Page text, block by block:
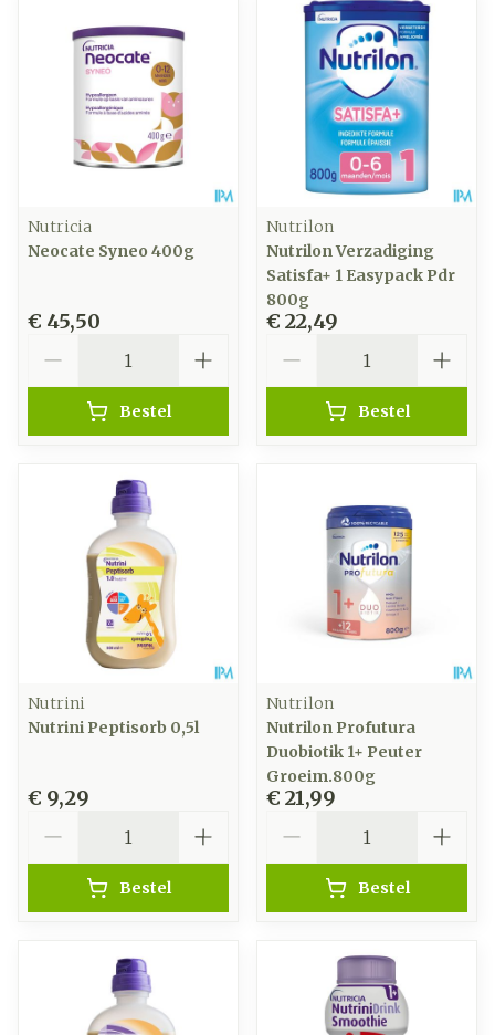
Nutricia
Neocate Syneo 400g
€ 45,50
Bestel
Nutrilon
Nutrilon Verzadiging
Satisfa+ 1 Easypack Pdr
800g
€ 22,49
Bestel
Nutrini
Nutrini Peptisorb 0,5l
€ 9,29
Bestel
Nutrilon
Nutrilon Profutura
Duobiotik 1+ Peuter
Groeim.800g
€ 21,99
Bestel